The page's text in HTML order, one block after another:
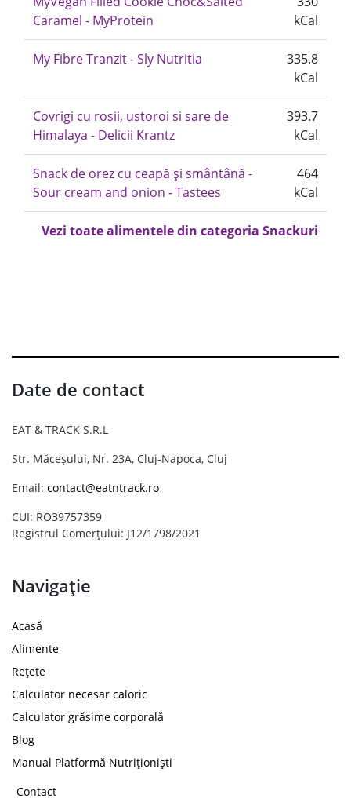
Caramel - MyProtein
kCal
My Fibre Tranzit - Sly Nutritia
335.8
kCal
Covrigi cu rosii, ustoroi si sare de
Himalaya - Delicii Krantz
393.7
kCal
Snack de orez cu ceapă și smântână -
Sour cream and onion - Tastees
464
kCal
Vezi toate alimentele din categoria Snackuri
Date de contact
EAT & TRACK S.R.L
Str. Măceșului, Nr. 23A, Cluj-Napoca, Cluj
Email: contact@eatntrack.ro
CUI: RO39757359
Registrul Comerțului: J12/1798/2021
Navigație
Acasă
Alimente
Rețete
Calculator necesar caloric
Calculator grăsime corporală
Blog
Manual Platformă Nutriționiști
Contact